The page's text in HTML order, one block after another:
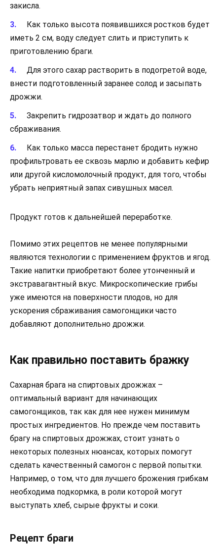
закисла.
Как только высота появившихся ростков будет
иметь 2 см, воду следует слить и приступить к
приготовлению браги.
Для этого сахар растворить в подогретой воде,
внести подготовленный заранее солод и засыпать
дрожжи.
Закрепить гидрозатвор и ждать до полного
сбраживания.
Как только масса перестанет бродить нужно
профильтровать ее сквозь марлю и добавить кефир
или другой кисломолочный продукт, для того, чтобы
убрать неприятный запах сивушных масел.
Продукт готов к дальнейшей переработке.
Помимо этих рецептов не менее популярными
являются технологии с применением фруктов и ягод.
Такие напитки приобретают более утонченный и
экстравагантный вкус. Микроскопические грибы
уже имеются на поверхности плодов, но для
ускорения сбраживания самогонщики часто
добавляют дополнительно дрожжи.
Как правильно поставить бражку
Сахарная брага на спиртовых дрожжах –
оптимальный вариант для начинающих
самогонщиков, так как для нее нужен минимум
простых ингредиентов. Но прежде чем поставить
брагу на спиртовых дрожжах, стоит узнать о
некоторых полезных нюансах, которых помогут
сделать качественный самогон с первой попытки.
Например, о том, что для лучшего брожения грибкам
необходима подкормка, в роли которой могут
выступать хлеб, сырые фрукты и соки.
Рецепт браги